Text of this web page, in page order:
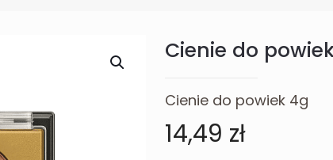
Cienie do
Cienie do powiek 4g
14,49 zł